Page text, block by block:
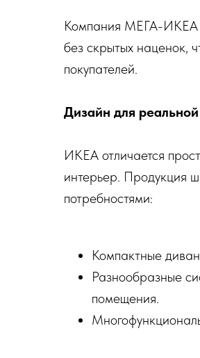
Компания МЕГА-ИКЕА
без скрытых наценок,
покупателей.
Дизайн для
ИКЕА отличается
интерьер. Продукция
потребностями:
Компактные
Разнообразные
помещения.